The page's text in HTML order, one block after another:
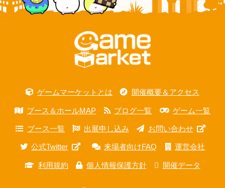
ゲームマーケットとは 開催概要＆アクセス
ブース＆ホールMAP ブログ一覧 ゲーム一覧
ブース一覧 出展申し込み お問い合わせ
公式Twitter 来場者向けFAQ 運営会社
利用規約 個人情報保護方針 開催データ